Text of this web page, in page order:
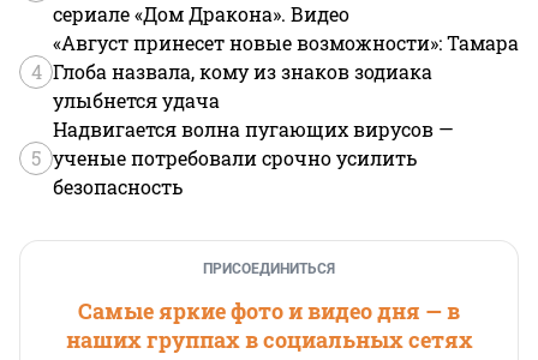
сериале «Дом Дракона». Видео
4
«Август принесет новые возможности»: Тамара
Глоба назвала, кому из знаков зодиака
улыбнется удача
5
Надвигается волна пугающих вирусов —
ученые потребовали срочно усилить
безопасность
ПРИСОЕДИНИТЬСЯ
Самые яркие фото и видео дня — в
наших группах в социальных сетях